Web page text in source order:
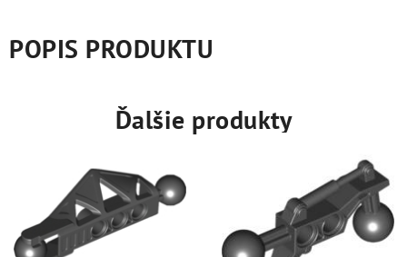
POPIS PRODUKTU
Ďalšie produkty